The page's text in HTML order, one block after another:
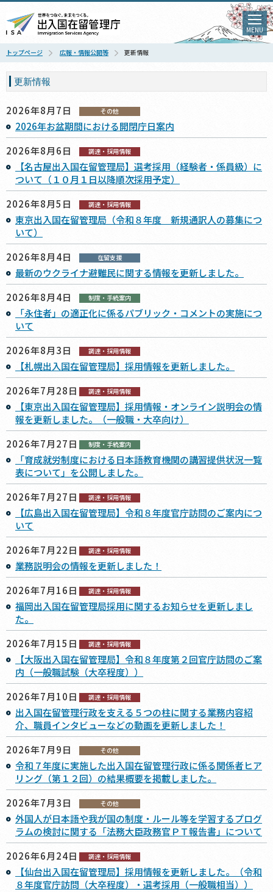
MENU
トップページ 広報・情報公開等 更新情報
更新情報
2026年8月7日 その他
2026年お盆期間における開閉庁日案内
2026年8月6日
調達・採用情報
【名古屋出入国在留管理局】選考採用（経験者・係員級）に
ついて（１０月１日以降順次採用予定）
2026年8月5日
調達・採用情報
東京出入国在留管理局（令和８年度 新規通訳人の募集につ
いて）
2026年8月4日
在留支援
最新のウクライナ避難民に関する情報を更新しました。
2026年8月4日
制度・手続案内
「永住者」の適正化に係るパブリック・コメントの実施につ
いて
2026年8月3日
調達・採用情報
【札幌出入国在留管理局】採用情報を更新しました。
2026年7月28日
調達・採用情報
【東京出入国在留管理局】採用情報・オンライン説明会の情
報を更新しました。（一般職・大卒向け）
2026年7月27日
制度・手続案内
「育成就労制度における日本語教育機関の講習提供状況一覧
表について」を公開しました。
2026年7月27日
調達・採用情報
【広島出入国在留管理局】令和８年度官庁訪問のご案内につ
いて
2026年7月22日
調達・採用情報
業務説明会の情報を更新しました！
2026年7月16日
調達・採用情報
福岡出入国在留管理局採用に関するお知らせを更新しまし
た。
2026年7月15日
調達・採用情報
【大阪出入国在留管理局】令和８年度第２回官庁訪問のご案
内（一般職試験（大卒程度））
2026年7月10日
調達・採用情報
出入国在留管理行政を支える５つの柱に関する業務内容紹
介、職員インタビューなどの動画を更新しました！
2026年7月9日
その他
令和７年度に実施した出入国在留管理行政に係る関係者ヒア
リング（第１２回）の結果概要を掲載しました。
2026年7月3日
その他
外国人が日本語や我が国の制度・ルール等を学習するプログ
ラムの検討に関する「法務大臣政務官ＰＴ報告書」について
2026年6月24日
調達・採用情報
【仙台出入国在留管理局】採用情報を更新しました。（令和
８年度官庁訪問（大卒程度）・選考採用（一般職相当））